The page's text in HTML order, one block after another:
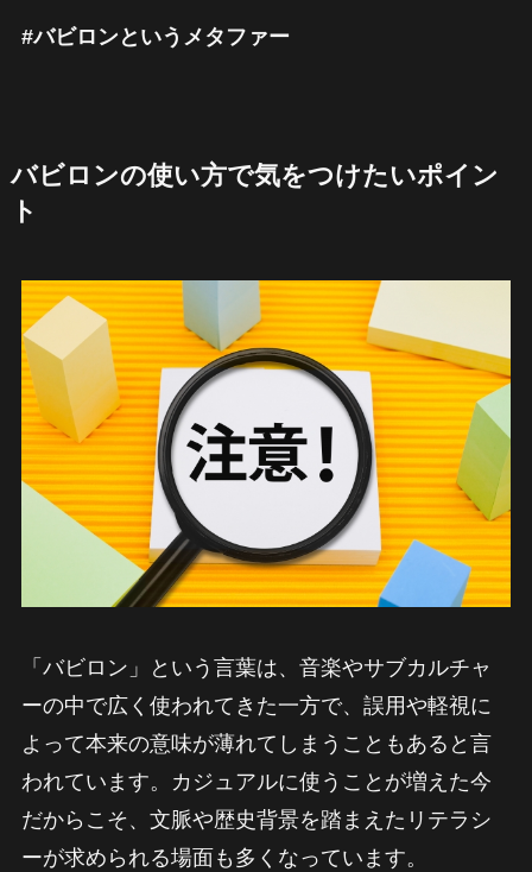
#バビロンというメタファー
バビロンの使い方で気をつけたいポイン
ト
「バビロン」という言葉は、音楽やサブカルチャ
ーの中で広く使われてきた一方で、誤用や軽視に
よって本来の意味が薄れてしまうこともあると言
われています。カジュアルに使うことが増えた今
だからこそ、文脈や歴史背景を踏まえたリテラシ
ーが求められる場面も多くなっています。